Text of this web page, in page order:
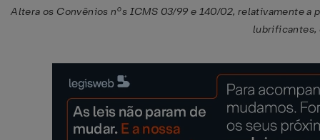
Altera os Convênios nºs ICMS 03/99 e 140/02, relativamente a
lubrificantes,